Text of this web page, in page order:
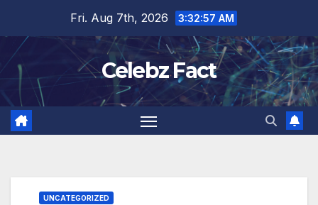
content
Fri. Aug 7th, 2026 3:32:58 AM
Celebz Fact
UNCATEGORIZED